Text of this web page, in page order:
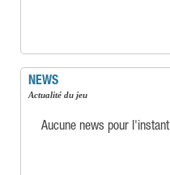
NEWS
Actualité du jeu
Aucune news pour l'instant